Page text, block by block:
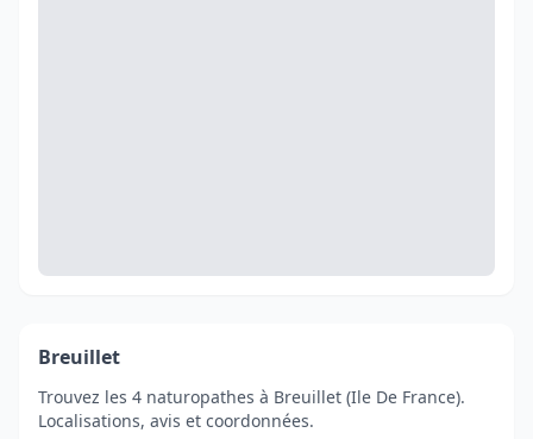
Breuillet
Trouvez les 4 naturopathes à Breuillet (Ile De France).
Localisations, avis et coordonnées.